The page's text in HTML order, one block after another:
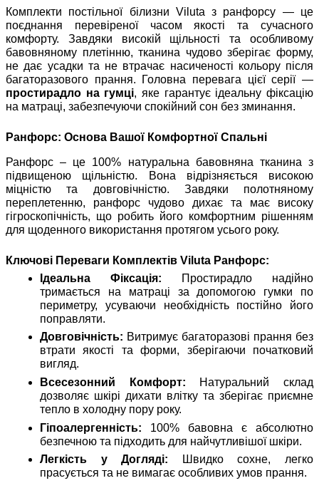
Комплекти постільної білизни Viluta з ранфорсу — це
поєднання перевіреної часом якості та сучасного
комфорту. Завдяки високій щільності та особливому
бавовняному плетінню, тканина чудово зберігає форму,
не дає усадки та не втрачає насиченості кольору після
багаторазового прання. Головна перевага цієї серії —
простирадло на гумці, яке гарантує ідеальну фіксацію
на матраці, забезпечуючи спокійний сон без зминання.
Ранфорс: Основа Вашої Комфортної Спальні
Ранфорс – це 100% натуральна бавовняна тканина з
підвищеною щільністю. Вона відрізняється високою
міцністю та довговічністю. Завдяки полотняному
переплетенню, ранфорс чудово дихає та має високу
гігроскопічність, що робить його комфортним рішенням
для щоденного використання протягом усього року.
Ключові Переваги Комплектів Viluta Ранфорс:
Ідеальна Фіксація: Простирадло надійно
тримається на матраці за допомогою гумки по
периметру, усуваючи необхідність постійно його
поправляти.
Довговічність: Витримує багаторазові прання без
втрати якості та форми, зберігаючи початковий
вигляд.
Всесезонний Комфорт: Натуральний склад
дозволяє шкірі дихати влітку та зберігає приємне
тепло в холодну пору року.
Гіпоалергенність: 100% бавовна є абсолютно
безпечною та підходить для найчутливішої шкіри.
Легкість у Догляді: Швидко сохне, легко
прасується та не вимагає особливих умов прання.